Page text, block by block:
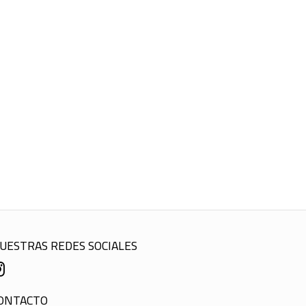
REDES SOCIALES